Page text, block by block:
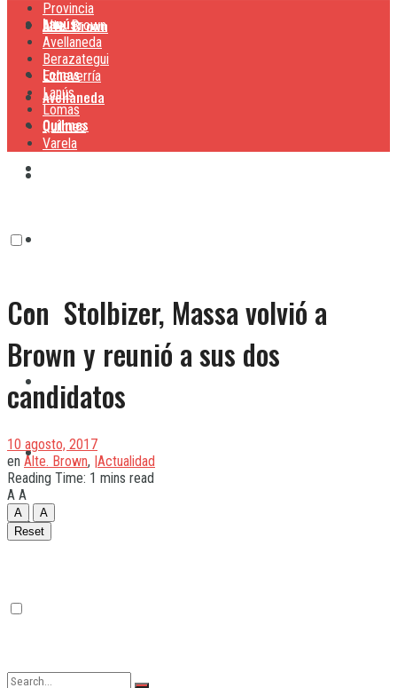
Lanús
Lomas
Quilmes
Alte. Brown
Avellaneda
Lanús
Lomas
Quilmes
Varela
Provincia
Alte. Brown
Avellaneda
Berazategui
Echeverría
Lanús
Lomas
Quilmes
Varela
Con Stolbizer, Massa volvió a
Brown y reunió a sus dos
candidatos
10 agosto, 2017
en Alte. Brown, |Actualidad
Reading Time: 1 mins read
A A
A
A
Reset